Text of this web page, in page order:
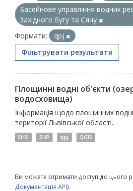
Басейнове управління водних
Західного Бугу та Сяну
Формати:
qpj
Фільтрувати результати
Площинні водні об'єкти
водосховища)
Інформація щодо площинних
території Львівської області.
SHX SHP qpj QGIS
Ви можете отримати доступ до цього
Документація API).